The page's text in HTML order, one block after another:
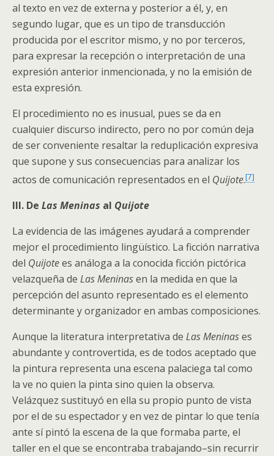
al texto en vez de externa y posterior a él, y, en
segundo lugar, que es un tipo de transducción
producida por el escritor mismo, y no por terceros,
para expresar la recepción o interpretación de una
expresión anterior inmencionada, y no la emisión de
esta expresión.
El procedimiento no es inusual, pues se da en
cualquier discurso indirecto, pero no por común deja
de ser conveniente resaltar la reduplicación expresiva
que supone y sus consecuencias para analizar los
actos de comunicación representados en el Quijote.[7]
III. De Las Meninas al Quijote
La evidencia de las imágenes ayudará a comprender
mejor el procedimiento lingüístico. La ficción narrativa
del Quijotees análoga a la conocida ficción pictórica
velazqueña de Las Meninasen la medida en que la
percepción del asunto representado es el elemento
determinante y organizador en ambas composiciones.
Aunque la literatura interpretativa de Las Meninases
abundante y controvertida, es de todos aceptado que
la pintura representa una escena palaciega tal como
la ve no quien la pinta sino quien la observa.
Velázquez sustituyó en ella su propio punto de vista
por el de su espectador y en vez de pintar lo que tenía
ante sí pintó la escena de la que formaba parte, el
taller en el que se encontraba trabajando–sin recurrir